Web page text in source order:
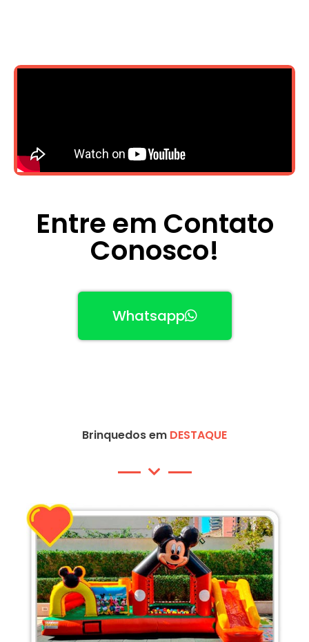
Entre em Contato
Conosco!
Whatsapp
Brinquedos em DESTAQUE